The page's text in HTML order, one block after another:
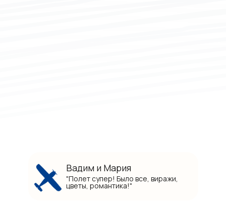
"Полет супер! Было все, виражи,
цветы, романтика!"
Вадим и Мария